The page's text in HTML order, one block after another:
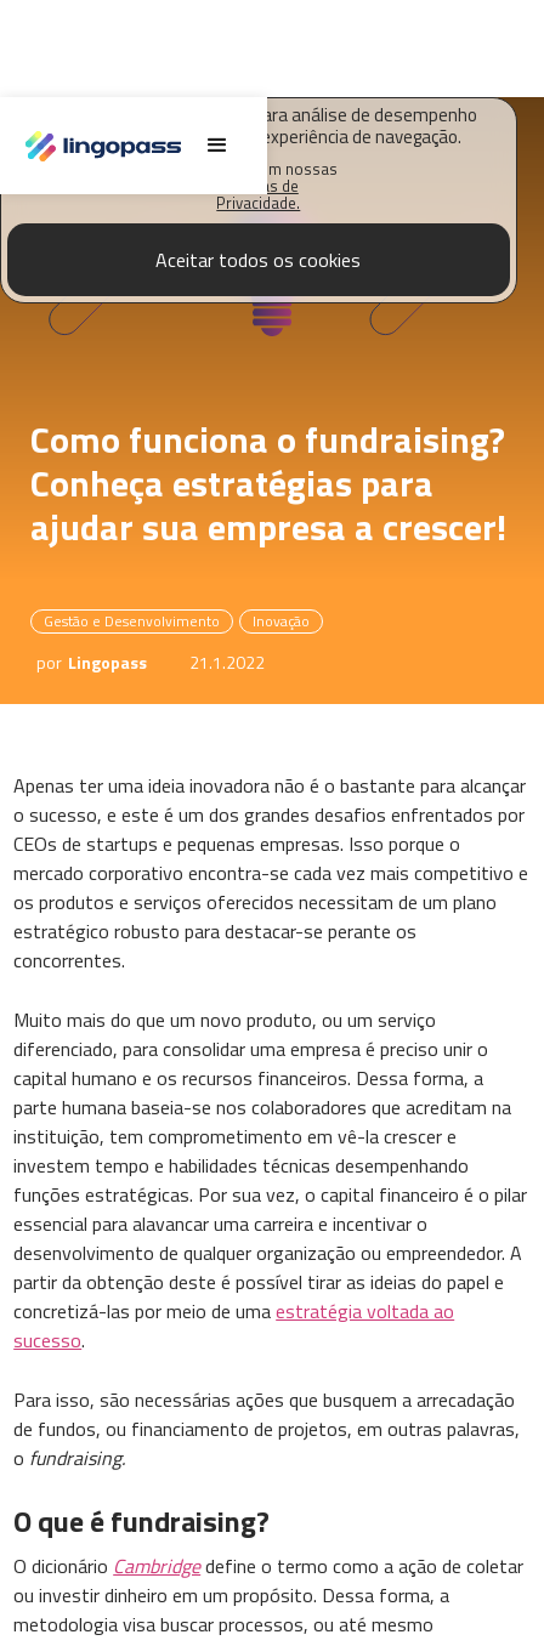
O Lingopass utiliza cookies para análise de desempenho
deste site e melhorar sua experiência de navegação.
Saiba mais em nossas
Políticas de
Privacidade.
Aceitar todos os cookies
Como funciona o fundraising?
Conheça estratégias para
ajudar sua empresa a crescer!
Gestão e Desenvolvimento Inovação
por Lingopass 21.1.2022
Apenas ter uma ideia inovadora não é o bastante para alcançar
o sucesso, e este é um dos grandes desafios enfrentados por
CEOs de startups e pequenas empresas. Isso porque o
mercado corporativo encontra-se cada vez mais competitivo e
os produtos e serviços oferecidos necessitam de um plano
estratégico robusto para destacar-se perante os
concorrentes.
Muito mais do que um novo produto, ou um serviço
diferenciado, para consolidar uma empresa é preciso unir o
capital humano e os recursos financeiros. Dessa forma, a
parte humana baseia-se nos colaboradores que acreditam na
instituição, tem comprometimento em vê-la crescer e
investem tempo e habilidades técnicas desempenhando
funções estratégicas. Por sua vez, o capital financeiro é o pilar
essencial para alavancar uma carreira e incentivar o
desenvolvimento de qualquer organização ou empreendedor. A
partir da obtenção deste é possível tirar as ideias do papel e
concretizá-las por meio de umaestratégia voltada ao
sucesso.
Para isso, são necessárias ações que busquem a arrecadação
de fundos, ou financiamento de projetos, em outras palavras,
o fundraising.
O que é fundraising?
O dicionário Cambridgedefine o termo como a ação de coletar
ou investir dinheiro em um propósito. Dessa forma, a
metodologia visa buscar processos, ou até mesmo